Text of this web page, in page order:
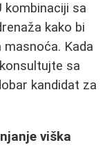
kombinaciji sa
kako bi
Kada
sa
kandidat za
viška